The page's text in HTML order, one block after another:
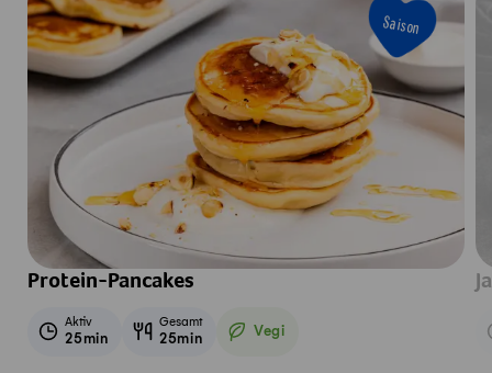
Saison
Protein-Pancakes
Aktiv
25min
Gesamt
25min Vegi
Vegetarisch